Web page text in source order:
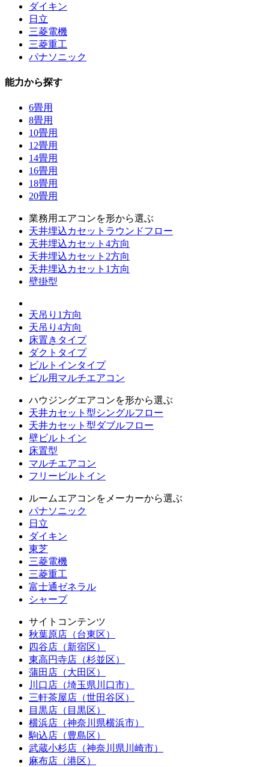
ダイキン
日立
三菱電機
三菱重工
パナソニック
能力から探す
6畳用
8畳用
10畳用
12畳用
14畳用
16畳用
18畳用
20畳用
業務用エアコンを形から選ぶ
天井埋込カセットラウンドフロー
天井埋込カセット4方向
天井埋込カセット2方向
天井埋込カセット1方向
壁掛型
天吊り1方向
天吊り4方向
床置きタイプ
ダクトタイプ
ビルトインタイプ
ビル用マルチエアコン
ハウジングエアコンを形から選ぶ
天井カセット型シングルフロー
天井カセット型ダブルフロー
壁ビルトイン
床置型
マルチエアコン
フリービルトイン
ルームエアコンをメーカーから選ぶ
パナソニック
日立
ダイキン
東芝
三菱電機
三菱重工
富士通ゼネラル
シャープ
サイトコンテンツ
秋葉原店（台東区）
四谷店（新宿区）
東高円寺店（杉並区）
蒲田店（大田区）
川口店（埼玉県川口市）
三軒茶屋店（世田谷区）
目黒店（目黒区）
横浜店（神奈川県横浜市）
駒込店（豊島区）
武蔵小杉店（神奈川県川崎市）
麻布店（港区）